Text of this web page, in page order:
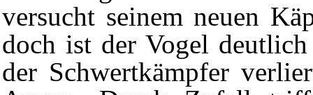
versucht seinem neuen
doch ist der Vogel
der Schwertkämpfer